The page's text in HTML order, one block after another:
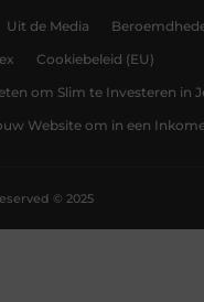
Uit de Media
Cookiebeleid (EU)
om Slim te Investeren in
Website om in een
© 2025